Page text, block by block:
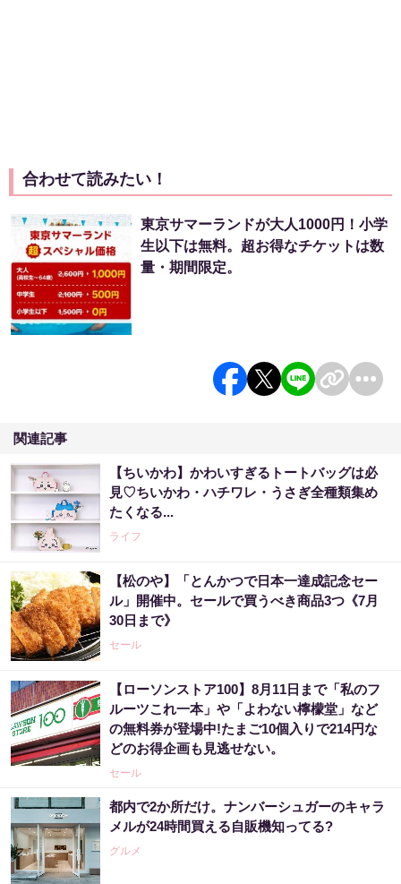
合わせて読みたい！
東京サマーランドが大人1000円！小学
生以下は無料。超お得なチケットは数
量・期間限定。
関連記事
【ちいかわ】かわいすぎるトートバッグは必
見♡ちいかわ・ハチワレ・うさぎ全種類集め
たくなる...
ライフ
【松のや】「とんかつで日本一達成記念セー
ル」開催中。セールで買うべき商品3つ《7月
30日まで》
セール
【ローソンストア100】8月11日まで「私のフ
ルーツこれ一本」や「よわない檸檬堂」など
の無料券が登場中!たまご10個入りで214円な
どのお得企画も見逃せない。
セール
都内で2か所だけ。ナンバーシュガーのキャラ
メルが24時間買える自販機知ってる?
グルメ